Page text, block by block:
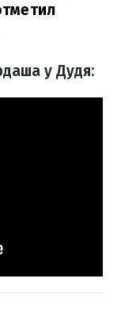
у Дудя: